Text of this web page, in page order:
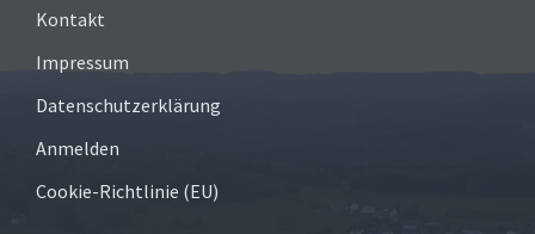
Kontakt
Impressum
Datenschutzerklärung
Anmelden
Cookie-Richtlinie (EU)